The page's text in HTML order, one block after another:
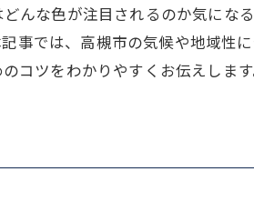
んな色が注目されるのか気にな
事では、高槻市の気候や地域性
コツをわかりやすくお伝えしま